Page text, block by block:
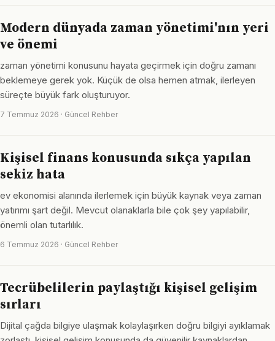
Modern dünyada zaman yönetimi'nın yeri
ve önemi
zaman yönetimi konusunu hayata geçirmek için doğru zamanı
beklemeye gerek yok. Küçük de olsa hemen atmak, ilerleyen
süreçte büyük fark oluşturuyor.
7 Temmuz 2026 · Güncel Rehber
Kişisel finans konusunda sıkça yapılan
sekiz hata
ev ekonomisi alanında ilerlemek için büyük kaynak veya zaman
yatırımı şart değil. Mevcut olanaklarla bile çok şey yapılabilir,
önemli olan tutarlılık.
6 Temmuz 2026 · Güncel Rehber
Tecrübelilerin paylaştığı kişisel gelişim
sırları
Dijital çağda bilgiye ulaşmak kolaylaşırken doğru bilgiyi ayıklamak